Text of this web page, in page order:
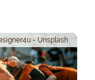
- Unsplash